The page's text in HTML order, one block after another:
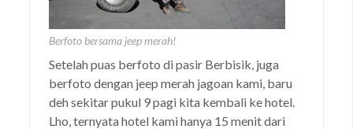
Berfoto bersama jeep merah!
Setelah puas berfoto di pasir Berbisik, juga
berfoto dengan jeep merah jagoan kami, baru
deh sekitar pukul 9 pagi kita kembali ke hotel.
Lho, ternyata hotel kami hanya 15 menit dari